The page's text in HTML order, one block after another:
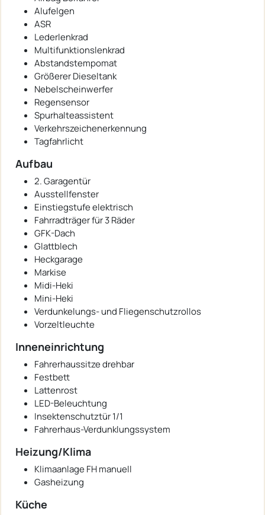
Alufelgen
ASR
Lederlenkrad
Multifunktionslenkrad
Abstandstempomat
Größerer Dieseltank
Nebelscheinwerfer
Regensensor
Spurhalteassistent
Verkehrszeichenerkennung
Tagfahrlicht
Aufbau
2. Garagentür
Ausstellfenster
Einstiegstufe elektrisch
Fahrradträger für 3 Räder
GFK-Dach
Glattblech
Heckgarage
Markise
Midi-Heki
Mini-Heki
Verdunkelungs- und Fliegenschutzrollos
Vorzeltleuchte
Inneneinrichtung
Fahrerhaussitze drehbar
Festbett
Lattenrost
LED-Beleuchtung
Insektenschutztür 1/1
Fahrerhaus-Verdunklungssystem
Heizung/Klima
Klimaanlage FH manuell
Gasheizung
Küche